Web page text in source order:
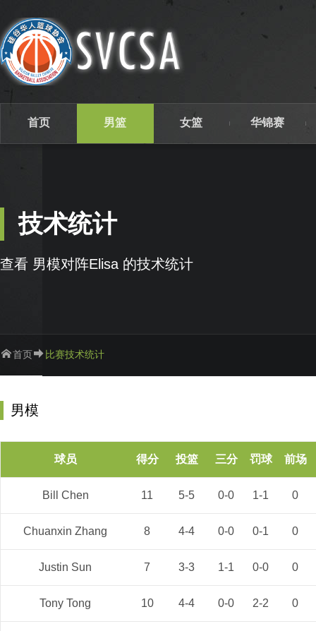
首页 男篮 女篮 华锦赛
技术统计
查看 男模对阵Elisa 的技术统计
首页 比赛技术统计
男模
球员 得分 投篮 三分 罚球 前场
Bill Chen 11 5-5 0-0 1-1 0
Chuanxin Zhang 8 4-4 0-0 0-1 0
Justin Sun 7 3-3 1-1 0-0 0
Tony Tong 10 4-4 0-0 2-2 0